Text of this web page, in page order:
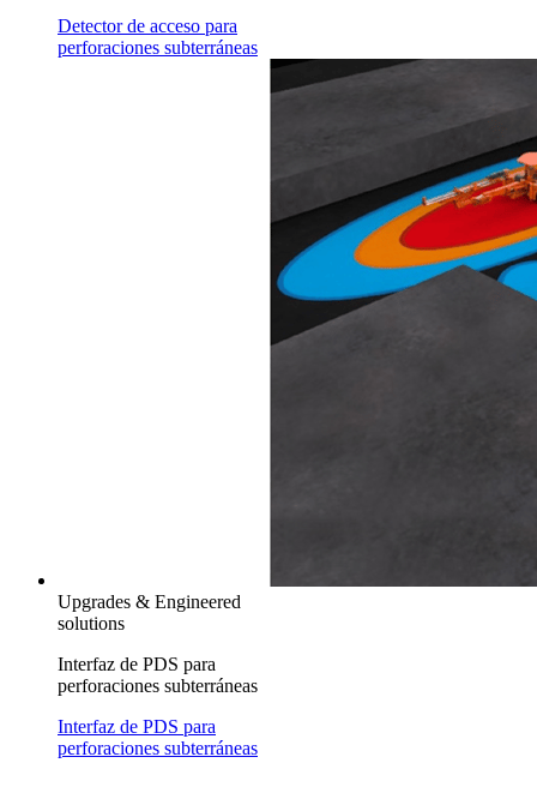
Detector de acceso para
perforaciones subterráneas
Upgrades & Engineered
solutions
Interfaz de PDS para
perforaciones subterráneas
Interfaz de PDS para
perforaciones subterráneas